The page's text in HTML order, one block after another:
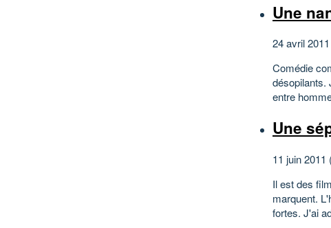
Une
24 avril
Comédie
désopilants.
entre
Une
11 juin 2011
Il est des
marquent.
fortes. J'ai